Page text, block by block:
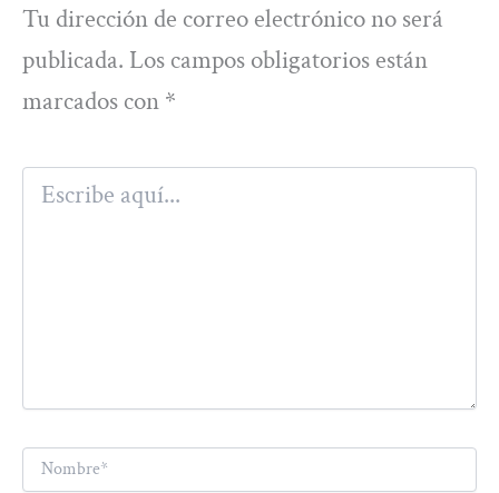
Tu dirección de correo electrónico no será
publicada. Los campos obligatorios están
marcados con *
Escribe
aquí...
Nombre*